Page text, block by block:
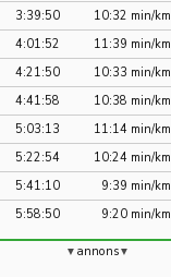
3:39:50 10:32 min/km
4:01:52 11:39 min/km
4:21:50 10:33 min/km
4:41:58 10:38 min/km
5:03:13 11:14 min/km
5:22:54 10:24 min/km
5:41:10 9:39 min/km
5:58:50 9:20 min/km
annons